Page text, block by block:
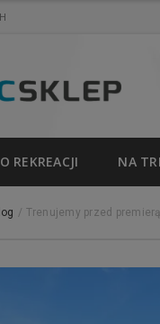
REKREACJI NA
/ Trenujemy przed